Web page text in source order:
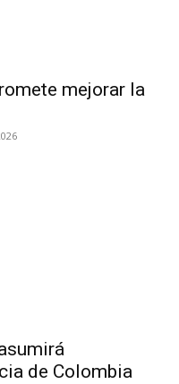
mejorar la
de Colombia